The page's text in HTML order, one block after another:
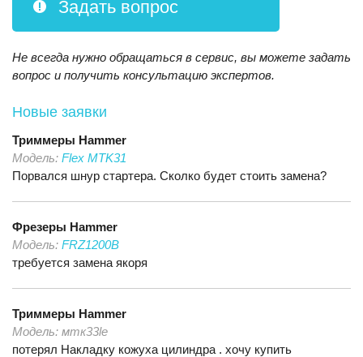
Задать вопрос
Не всегда нужно обращаться в сервис, вы можете задать
вопрос и получить консультацию экспертов.
Новые заявки
Триммеры Hammer
Модель: Flex MTK31
Порвался шнур стартера. Сколко будет стоить замена?
Фрезеры Hammer
Модель: FRZ1200B
требуется замена якоря
Триммеры Hammer
Модель: мтк33le
потерял Накладку кожуха цилиндра . хочу купить